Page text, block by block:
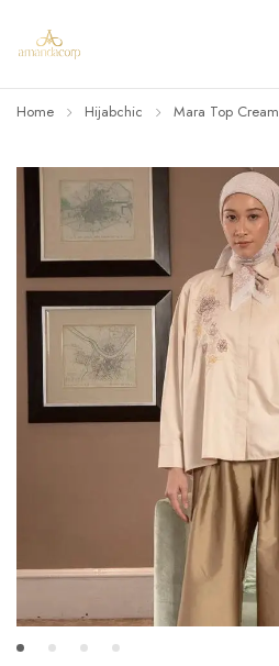
Home Hijabchic Mara Top Cream